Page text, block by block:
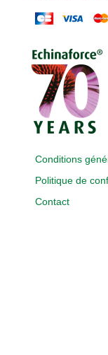
Conditions
Politique de
Contact